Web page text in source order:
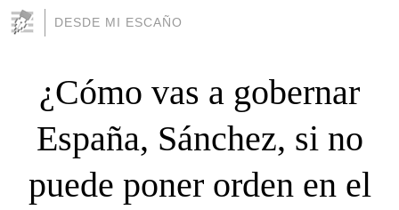
DESDE MI ESCAÑO
¿Cómo vas a gobernar
España, Sánchez, si no
puede poner orden en el